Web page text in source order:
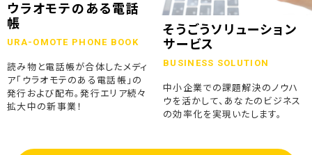
ウラオモテのある電話
帳
URA-OMOTE PHONE BOOK
読み物と電話帳が合体したメディ
ア「ウラオモテのある電話帳」の
発行および配布。発行エリア続々
拡大中の新事業！
そうごうソリューション
サービス
BUSINESS SOLUTION
中小企業での課題解決のノウハ
ウを活かして、あなたのビジネス
の効率化を実現いたします。